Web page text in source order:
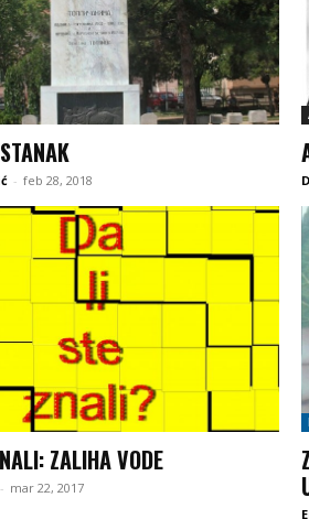
- feb 28, 2018
ZALIHA VODE
- mar 22, 2017